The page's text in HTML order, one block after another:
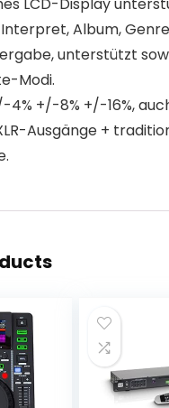
LCD-Display
Album,
unterstützt
Modi.
4% +/-8% +/-16%,
Ausgänge +